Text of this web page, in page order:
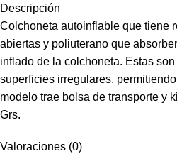
Descripción
Colchoneta autoinflable que tiene
abiertas y poliuterano que
inflado de la colchoneta. Estas
superficies irregulares,
modelo trae bolsa de transporte y
Grs.
Valoraciones (0)